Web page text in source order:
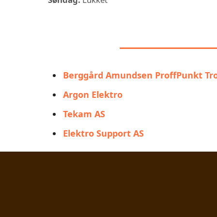
Berggård Amundsen ProffPunkt
Argon Elektro
Tekam AS
Elektro Support AS